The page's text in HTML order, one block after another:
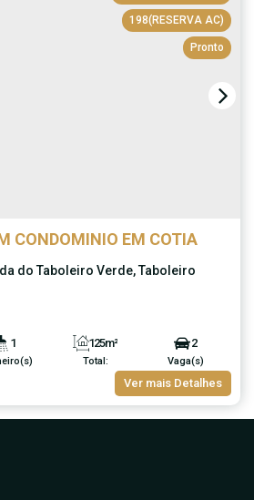
198(RESERVA AC)
Pronto
CONDOMINIO EM COTIA
do Taboleiro Verde,Taboleiro
1
Total:
125m² 2
Vaga(s)
Ver mais Detalhes